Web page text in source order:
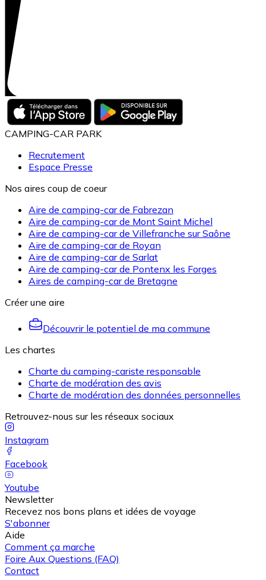
CAMPING-CAR PARK
Recrutement
Espace Presse
Nos aires coup de coeur
Aire de camping-car de Fabrezan
Aire de camping-car de Mont Saint Michel
Aire de camping-car de Villefranche sur Saône
Aire de camping-car de Royan
Aire de camping-car de Sarlat
Aire de camping-car de Pontenx les Forges
Aires de camping-car de Bretagne
Créer une aire
Découvrir le potentiel de ma commune
Les chartes
Charte du camping-cariste responsable
Charte de modération des avis
Charte de modération des données personnelles
Retrouvez-nous sur les réseaux sociaux
Instagram
Facebook
Youtube
Newsletter
Recevez nos bons plans et idées de voyage
S'abonner
Aide
Comment ça marche
Foire Aux Questions (FAQ)
Contact